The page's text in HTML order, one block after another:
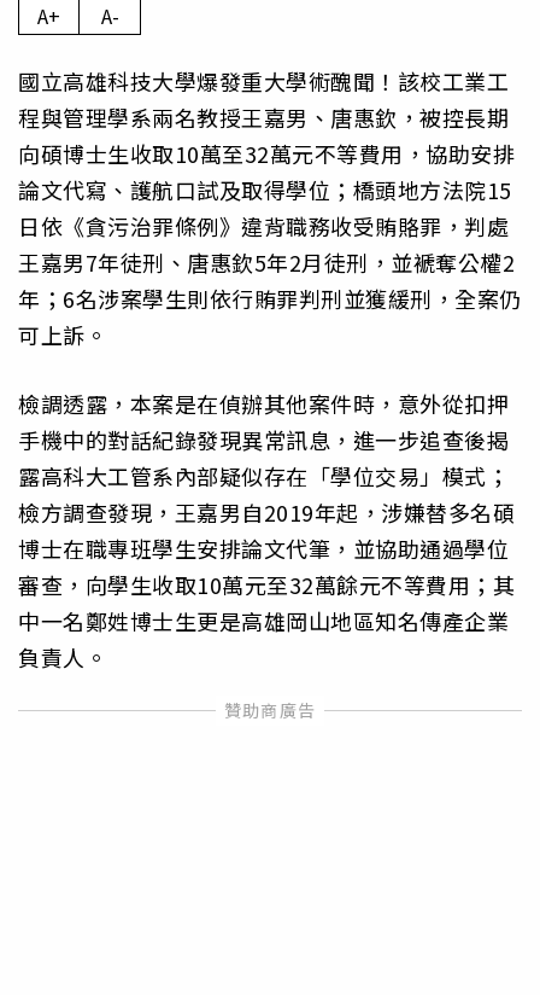
A+ A-
國立高雄科技大學爆發重大學術醜聞！該校工業工
程與管理學系兩名教授王嘉男、唐惠欽，被控長期
向碩博士生收取10萬至32萬元不等費用，協助安排
論文代寫、護航口試及取得學位；橋頭地方法院15
日依《貪污治罪條例》違背職務收受賄賂罪，判處
王嘉男7年徒刑、唐惠欽5年2月徒刑，並褫奪公權2
年；6名涉案學生則依行賄罪判刑並獲緩刑，全案仍
可上訴。
檢調透露，本案是在偵辦其他案件時，意外從扣押
手機中的對話紀錄發現異常訊息，進一步追查後揭
露高科大工管系內部疑似存在「學位交易」模式；
檢方調查發現，王嘉男自2019年起，涉嫌替多名碩
博士在職專班學生安排論文代筆，並協助通過學位
審查，向學生收取10萬元至32萬餘元不等費用；其
中一名鄭姓博士生更是高雄岡山地區知名傳產企業
負責人。